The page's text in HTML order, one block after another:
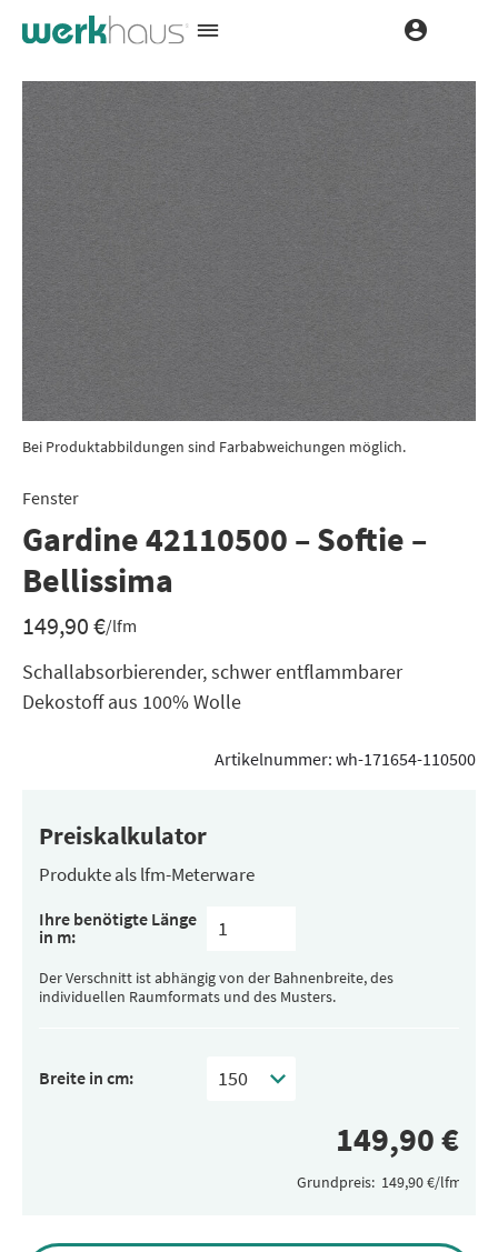
Bei Produktabbildungen sind Farbabweichungen möglich.
Fenster
Gardine 42110500 – Softie –
Bellissima
149,90€/lfm
Schallabsorbierender, schwer entflammbarer
Dekostoff aus 100% Wolle
Artikelnummer: wh-171654-110500
Preiskalkulator
Produkte als lfm-Meterware
Ihre benötigte Länge
in m:
Der Verschnitt ist abhängig von der Bahnenbreite, des
individuellen Raumformats und des Musters.
Breite in cm:
Grundpreis: